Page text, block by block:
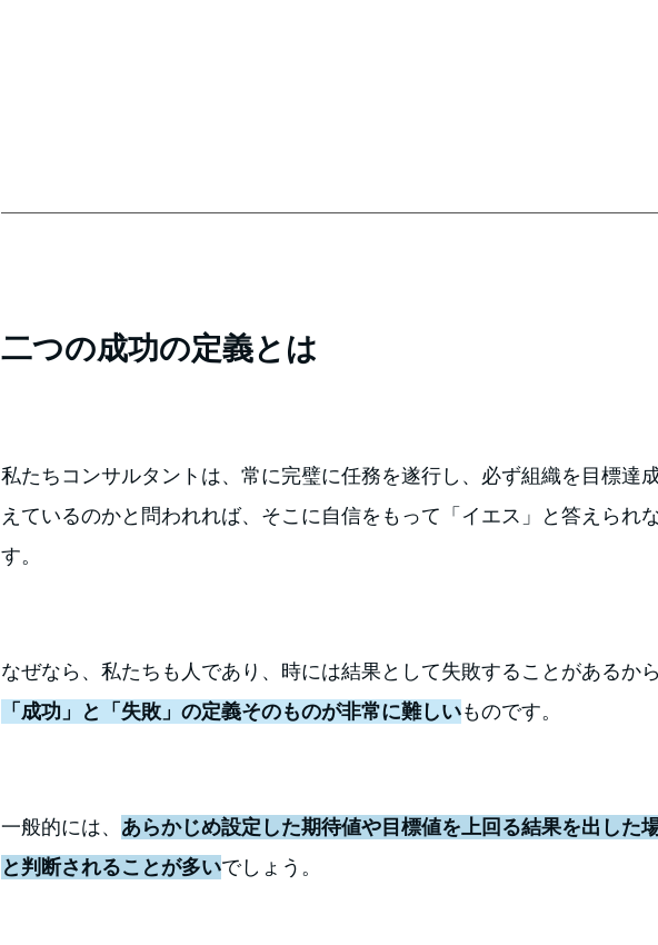
二つの成功の定義とは
私たちコンサルタントは、常に完璧に任務を遂行し、必ず組織を目標達
えているのかと問われれば、そこに自信をもって「イエス」と答えられ
す。
なぜなら、私たちも人であり、時には結果として失敗することがあるか
「成功」と「失敗」の定義そのものが非常に難しいものです。
一般的には、 あらかじめ設定した期待値や目標値を上回る結果を出した
と判断されることが多いでしょう。